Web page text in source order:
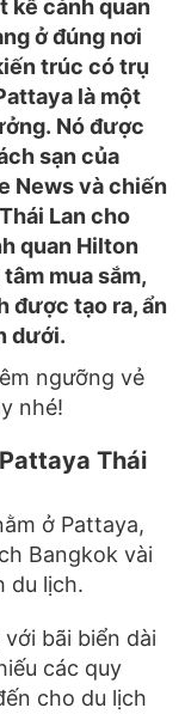
kế cảnh quan
ở đúng nơi
​​trúc có trụ
là một
Nó được
sạn của
News và chiến
Lan cho
quan Hilton
mua sắm,
được tạo ra, ẩn
dưới.
ngưỡng vẻ
nhé!
Thái
ở Pattaya,
Bangkok vài
du lịch.
bãi biển dài
các quy
cho du lịch